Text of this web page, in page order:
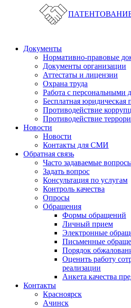
Документы
Нормативно-правовые
Документы организации
Аттестаты и лицензии
Охрана труда
Работа с персональными
Бесплатная юридическая
Противодействие
Противодействие
Новости
Новости
Контакты для СМИ
Обратная связь
Часто задаваемые
Задать вопрос
Консультация по услугам
Контроль качества
Опросы
Обращения
Формы обращений
Личный прием
Электронные
Письменные
Порядок
Оценить работу
реализации
Анкета качества
Контакты
Красноярск
Ачинск